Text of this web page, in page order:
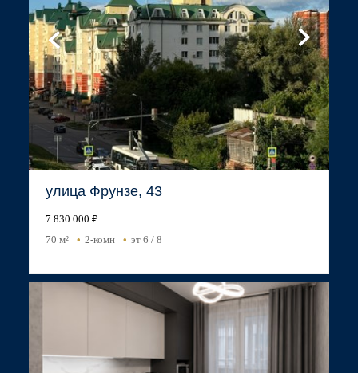
улица Фрунзе, 43
7 830 000 ₽
70 м²
2-комн эт 6 / 8